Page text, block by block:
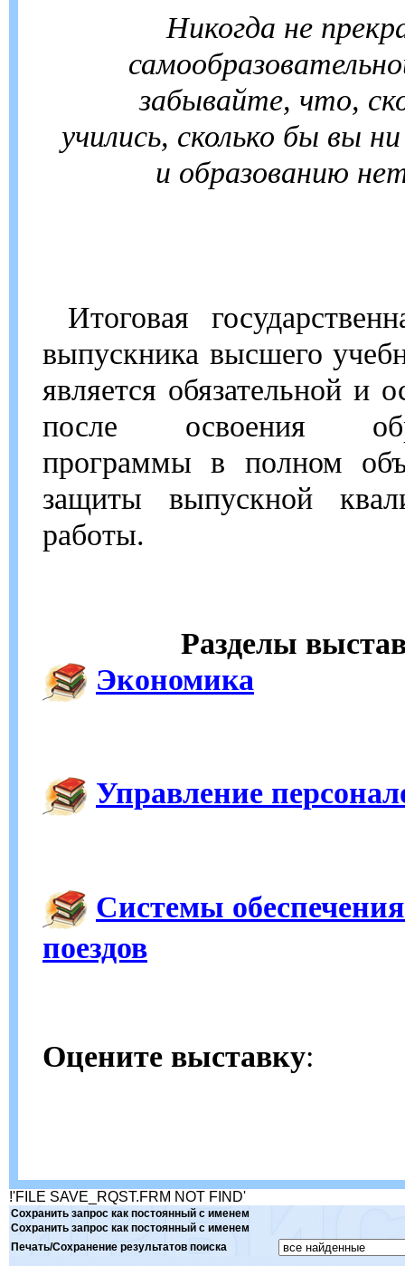
Никогда не
забывайте, что,
учились, сколько бы вы
и образованию
Итоговая
выпускника высшего
является обязательной и
после освоения
программы в полном
защиты выпускной
работы.
Разделы
Экономика
Управление
Системы
поездов
Оцените выставку:
!'FILE SAVE_RQST.FRM NOT FIND'
Сохранить запрос как постоянный с именем
Сохранить запрос как постоянный с именем
Печать/Сохранение результатов поиска